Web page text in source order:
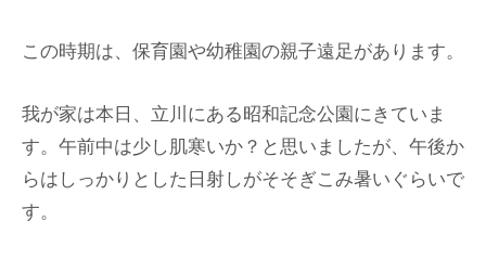
この時期は、保育園や幼稚園の親子遠足があります。
我が家は本日、立川にある昭和記念公園にきていま
す。午前中は少し肌寒いか？と思いましたが、午後か
らはしっかりとした日射しがそそぎこみ暑いぐらいで
す。